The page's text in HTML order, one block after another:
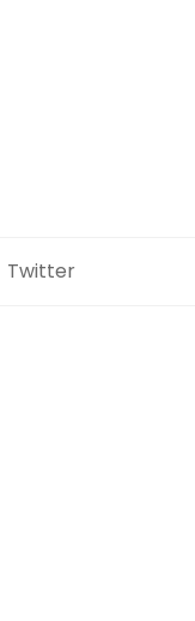
Twitter